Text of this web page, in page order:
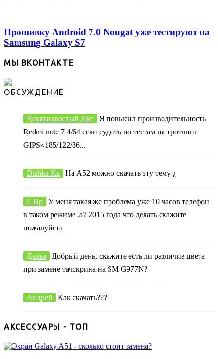
Прошивку Android 7.0 Nougat уже тестируют на
Samsung Galaxy S7
МЫ ВКОНТАКТЕ
ОБСУЖДЕНИЕ
Девятихвостый Лис
Я повысил производительность
Redmi note 7 4/64 если судить по тестам на тротлинг
GIPS≈185/122/86...
Dishka Kz На А52 можно скачать эту тему ¿
Г Нр
У меня такая же проблема уже 10 часов телефон
в таком режиме .а7 2015 года что делать скажите
пожалуйста
Дарья
Добрый день, скажите есть ли различие цвета
при замене тачскрина на SM G977N?
Андрей Как скачать???
АКСЕССУАРЫ - ТОП